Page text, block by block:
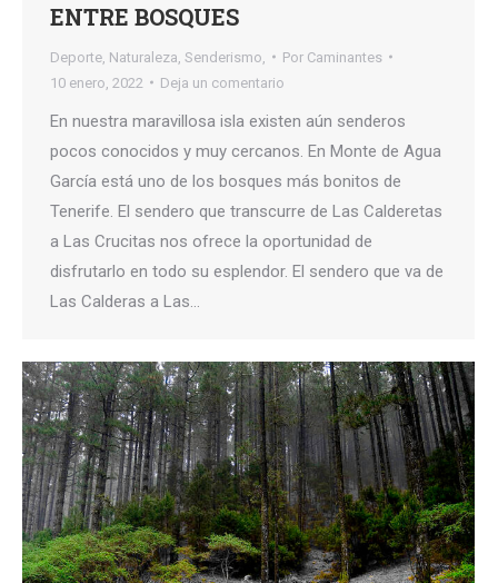
ENTRE BOSQUES
Deporte Naturaleza Senderismo, Por Caminantes
10 enero, 2022
Deja un comentario
En nuestra maravillosa isla existen aún senderos
pocos conocidos y muy cercanos. En Monte de Agua
García está uno de los bosques más bonitos de
Tenerife. El sendero que transcurre de Las Calderetas
a Las Crucitas nos ofrece la oportunidad de
disfrutarlo en todo su esplendor. El sendero que va de
Las Calderas a Las…